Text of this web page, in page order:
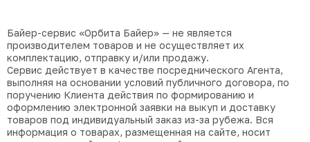
Байер-сервис «Орбита Байер» — не является
производителем товаров и не осуществляет их
комплектацию, отправку и/или продажу.
Сервис действует в качестве посреднического Агента,
выполняя на основании условий публичного договора, по
поручению Клиента действия по формированию и
оформлению электронной заявки на выкуп и доставку
товаров под индивидуальный заказ из-за рубежа. Вся
информация о товарах, размещенная на сайте, носит